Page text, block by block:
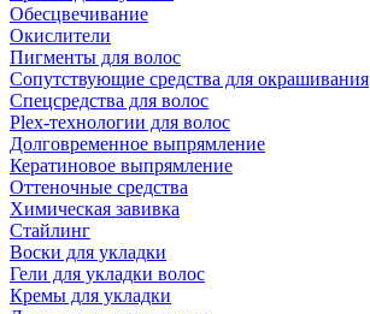
Обесцвечивание
Окислители
Пигменты для волос
Сопутствующие средства для окрашивания
Спецсредства для волос
Plex-технологии для волос
Долговременное выпрямление
Кератиновое выпрямление
Оттеночные средства
Химическая завивка
Стайлинг
Воски для укладки
Гели для укладки волос
Кремы для укладки